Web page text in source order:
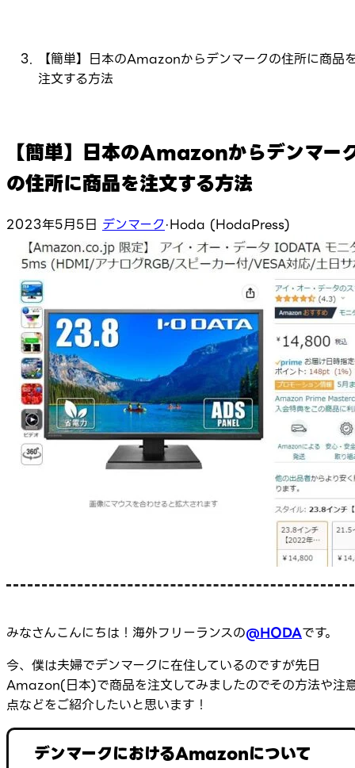
【簡単】日本のAmazonからデンマークの住所に商品
注文する方法
【簡単】日本のAmazonからデンマー
の住所に商品を注文する方法
2023年5月5日 デンマーク·Hoda (HodaPress)
みなさんこんにちは！海外フリーランスの@HODAです。
今、僕は夫婦でデンマークに在住しているのですが先日
Amazon(日本)で商品を注文してみましたのでその方法や注
点などをご紹介したいと思います！
デンマークにおけるAmazonについて